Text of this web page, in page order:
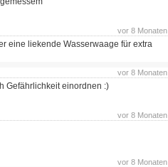
vor 8 Monaten
eine liekende Wasserwaage für extra
vor 8 Monaten
Gefährlichkeit einordnen :)
vor 8 Monaten
vor 8 Monaten